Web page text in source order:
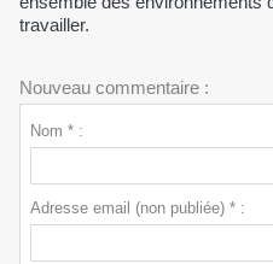
travailler.
Nouveau commentaire :
Nom * :
Adresse email (non publiée) * :